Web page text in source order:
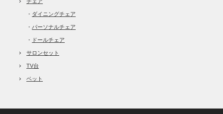
・ ダイニングチェア
・ パーソナルチェア
・ ドールチェア
サロンセット
TV台
ベット